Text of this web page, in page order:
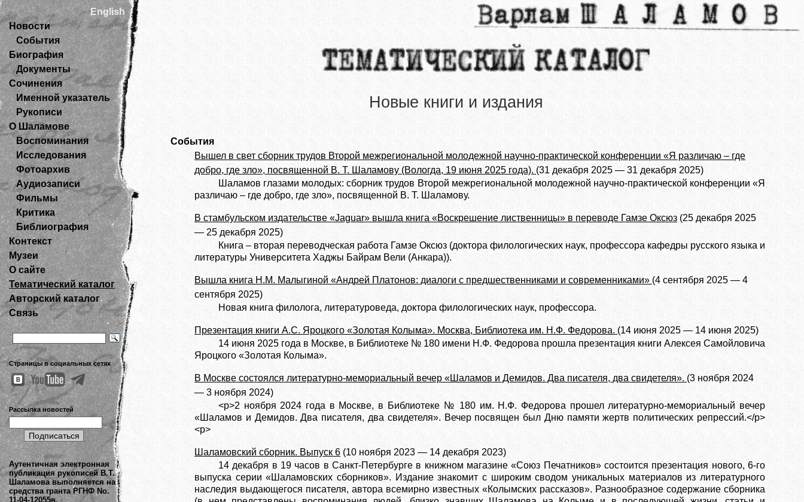
English
Новости
События
Биография
Документы
Сочинения
Именной указатель
Рукописи
О Шаламове
Воспоминания
Исследования
Фотоархив
Аудиозаписи
Фильмы
Критика
Библиография
Контекст
Музеи
О сайте
Тематический каталог
Авторский каталог
Связь
Страницы в социальных сетях
Рассылка новостей
Аутентичная электронная
публикация рукописей В.Т.
Шаламова выполняется на
средства гранта РГНФ No.
11-04-12055в.
Новые книги и издания
События
Вышел в свет сборник трудов Второй межрегиональной молодежной научно-практической конференции «Я различаю – где
добро, где зло», посвященной В. Т. Шаламову (Вологда, 19 июня 2025 года). (31 декабря 2025 — 31 декабря 2025)
Шаламов глазами молодых: сборник трудов Второй межрегиональной молодежной научно-практической конференции «Я
различаю – где добро, где зло», посвященной В. Т. Шаламову.
В стамбульском издательстве «Jaguar» вышла книга «Воскрешение лиственницы» в переводе Гамзе Оксюз (25 декабря 2025
— 25 декабря 2025)
Книга – вторая переводческая работа Гамзе Оксюз (доктора филологических наук, профессора кафедры русского языка и
литературы Университета Хаджы Байрам Вели (Анкара)).
Вышла книга Н.М. Малыгиной «Андрей Платонов: диалоги с предшественниками и современниками» (4 сентября 2025 — 4
сентября 2025)
Новая книга филолога, литературоведа, доктора филологических наук, профессора.
Презентация книги А.С. Яроцкого «Золотая Колыма». Москва, Библиотека им. Н.Ф. Федорова. (14 июня 2025 — 14 июня 2025)
14 июня 2025 года в Москве, в Библиотеке № 180 имени Н.Ф. Федорова прошла презентация книги Алексея Самойловича
Яроцкого «Золотая Колыма».
В Москве состоялся литературно-мемориальный вечер «Шаламов и Демидов. Два писателя, два свидетеля». (3 ноября 2024
— 3 ноября 2024)
<p>2 ноября 2024 года в Москве, в Библиотеке № 180 им. Н.Ф. Федорова прошел литературно-мемориальный вечер
«Шаламов и Демидов. Два писателя, два свидетеля». Вечер посвящен был Дню памяти жертв политических репрессий.</p>
<p>
Шаламовский сборник. Выпуск 6 (10 ноября 2023 — 14 декабря 2023)
14 декабря в 19 часов в Санкт-Петербурге в книжном магазине «Союз Печатников» состоится презентация нового, 6-го
выпуска серии «Шаламовских сборников». Издание знакомит с широким сводом уникальных материалов из литературного
наследия выдающегося писателя, автора всемирно известных «Колымских рассказов». Разнообразное содержание сборника